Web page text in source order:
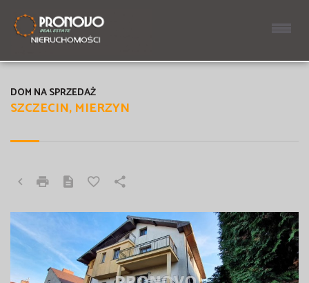
SZCZECIN, MIERZYN
DOM NA SPRZEDAŻ